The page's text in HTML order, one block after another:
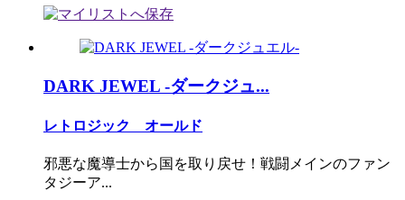
DARK JEWEL -ダークジュ...
レトロジック オールド
邪悪な魔導士から国を取り戻せ！戦闘メインのファン
タジーア...